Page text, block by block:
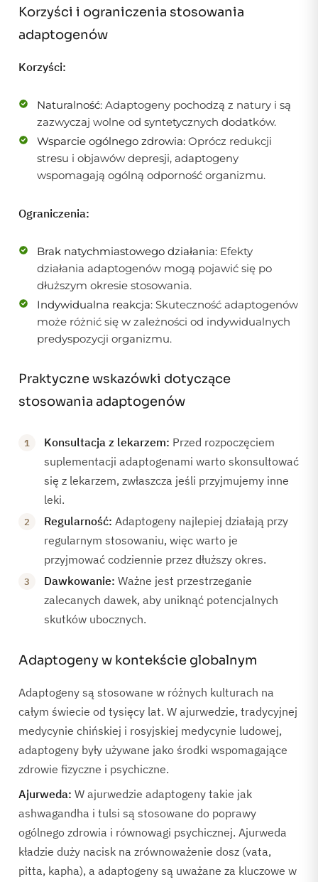
Korzyści i ograniczenia stosowania
adaptogenów
Korzyści:
Naturalność: Adaptogeny pochodzą z natury i są
zazwyczaj wolne od syntetycznych dodatków.
Wsparcie ogólnego zdrowia: Oprócz redukcji
stresu i objawów depresji, adaptogeny
wspomagają ogólną odporność organizmu.
Ograniczenia:
Brak natychmiastowego działania: Efekty
działania adaptogenów mogą pojawić się po
dłuższym okresie stosowania.
Indywidualna reakcja: Skuteczność adaptogenów
może różnić się w zależności od indywidualnych
predyspozycji organizmu.
Praktyczne wskazówki dotyczące
stosowania adaptogenów
Konsultacja z lekarzem: Przed rozpoczęciem
suplementacji adaptogenami warto skonsultować
się z lekarzem, zwłaszcza jeśli przyjmujemy inne
leki.
Regularność: Adaptogeny najlepiej działają przy
regularnym stosowaniu, więc warto je
przyjmować codziennie przez dłuższy okres.
Dawkowanie: Ważne jest przestrzeganie
zalecanych dawek, aby uniknąć potencjalnych
skutków ubocznych.
Adaptogeny w kontekście globalnym
Adaptogeny są stosowane w różnych kulturach na
całym świecie od tysięcy lat. W ajurwedzie, tradycyjnej
medycynie chińskiej i rosyjskiej medycynie ludowej,
adaptogeny były używane jako środki wspomagające
zdrowie fizyczne i psychiczne.
Ajurweda: W ajurwedzie adaptogeny takie jak
ashwagandha i tulsi są stosowane do poprawy
ogólnego zdrowia i równowagi psychicznej. Ajurweda
kładzie duży nacisk na zrównoważenie dosz (vata,
pitta, kapha), a adaptogeny są uważane za kluczowe w